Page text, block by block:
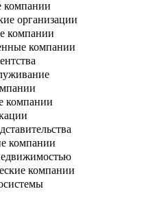
компании
организации
компании
компании
компании
компании
компании